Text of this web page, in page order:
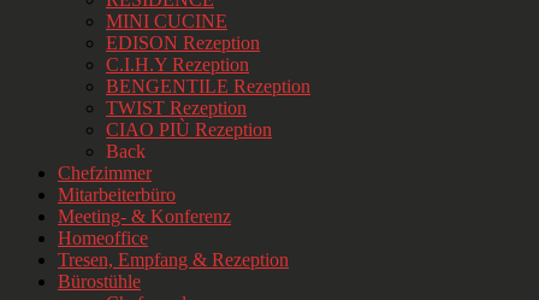
MINI CUCINE
EDISON Rezeption
C.I.H.Y Rezeption
BENGENTILE Rezeption
TWIST Rezeption
CIAO PIÙ Rezeption
Back
Chefzimmer
Mitarbeiterbüro
Meeting- & Konferenz
Homeoffice
Tresen, Empfang & Rezeption
Bürostühle